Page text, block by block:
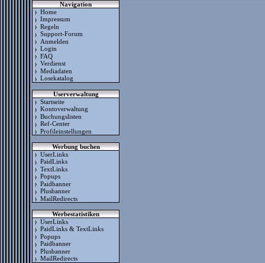
Navigation
Home
Impressum
Regeln
Support-Forum
Anmelden
Login
FAQ
Verdienst
Mediadaten
Losekatalog
Userverwaltung
Startseite
Kontoverwaltung
Buchungslisten
Ref-Center
Profileinstellungen
Werbung buchen
UserLinks
PaidLinks
TextLinks
Popups
Paidbanner
Plusbanner
MailRedirects
Werbestatistiken
UserLinks
PaidLinks & TextLinks
Popups
Paidbanner
Plusbanner
MailRedirects